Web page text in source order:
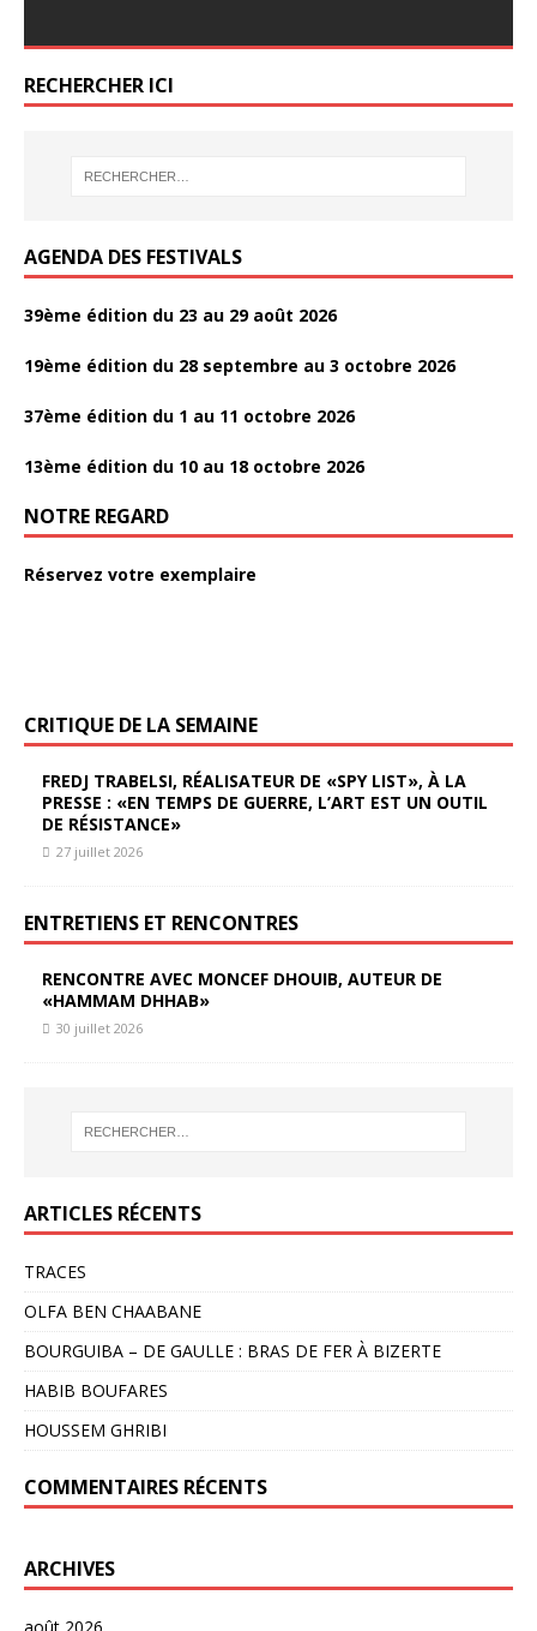
e
b
o
itt
er
ta
RECHERCHER ICI
AGENDA DES FESTIVALS
39ème édition du 23 au 29 août 2026
19ème édition du 28 septembre au 3 octobre 2026
37ème édition du 1 au 11 octobre 2026
13ème édition du 10 au 18 octobre 2026
NOTRE REGARD
Réservez votre exemplaire
CRITIQUE DE LA SEMAINE
FREDJ TRABELSI, RÉALISATEUR DE «SPY LIST», À LA
PRESSE : «EN TEMPS DE GUERRE, L’ART EST UN OUTIL
DE RÉSISTANCE»
27 juillet 2026
ENTRETIENS ET RENCONTRES
RENCONTRE AVEC MONCEF DHOUIB, AUTEUR DE
«HAMMAM DHHAB»
30 juillet 2026
ARTICLES RÉCENTS
TRACES
OLFA BEN CHAABANE
BOURGUIBA – DE GAULLE : BRAS DE FER À BIZERTE
HABIB BOUFARES
HOUSSEM GHRIBI
COMMENTAIRES RÉCENTS
ARCHIVES
août 2026